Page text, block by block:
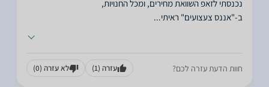
ב-"אננס צעצועים" ראיתי...
חוות הדעת עזרה לכם? עזרה (1) לא עזרה (0)